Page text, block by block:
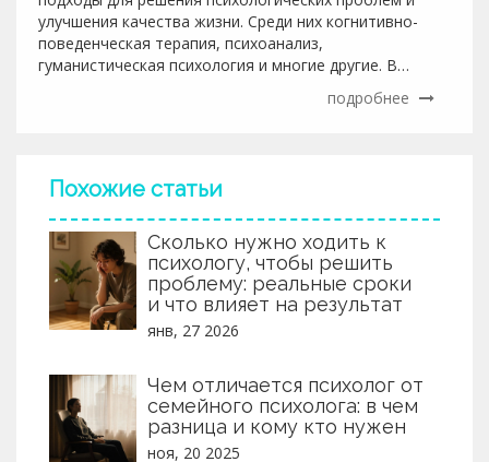
улучшения качества жизни. Среди них когнитивно-
поведенческая терапия, психоанализ,
гуманистическая психология и многие другие. В
статье рассматриваются основные методы и их
особенности, приводятся советы по выбору подхода,
людям восстанавливать равновесие в жизни и
находить внутренние ресурсы.
подробнее
Похожие статьи
Сколько нужно ходить к
психологу, чтобы решить
проблему: реальные сроки
и что влияет на результат
янв, 27 2026
Чем отличается психолог от
семейного психолога: в чем
разница и кому кто нужен
ноя, 20 2025